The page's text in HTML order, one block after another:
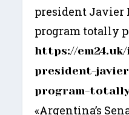
president Javier
program totally
https://
president-
program-
«Argentina’s